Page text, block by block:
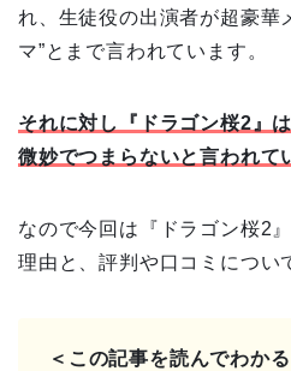
れ、生徒役の出演者が超豪華
マ”とまで言われています。
それに対し『ドラゴン桜2』
微妙でつまらないと言われて
なので今回は『ドラゴン桜2
理由と、評判や口コミについ
＜この記事を読んでわか